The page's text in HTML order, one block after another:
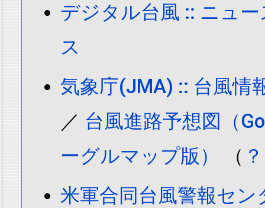
デジタル台風 :: ニュ
ス
気象庁(JMA) :: 台風情
／ 台風進路予想図（
ーグルマップ版）
（ ？
米軍合同台風警報セン